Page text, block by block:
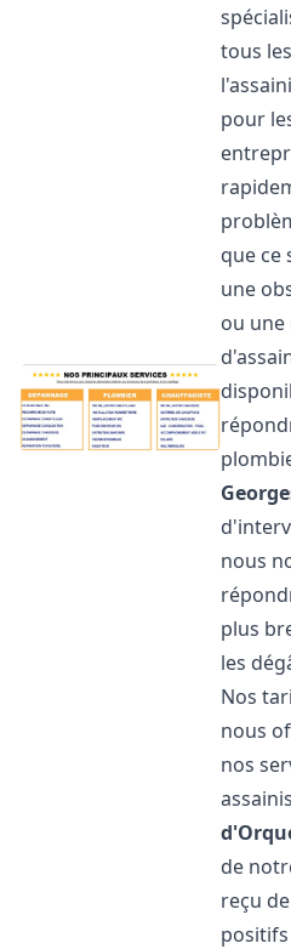
tous
pour
que ce
une
ou une
nous
plus
les
Nos
nous
nos
de
reçu